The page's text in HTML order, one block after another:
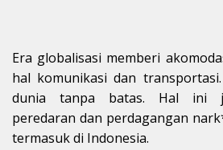
Era globalisasi memberi
hal komunikasi dan
dunia tanpa batas. Hal ini
peredaran dan perdagangan
termasuk di Indonesia.